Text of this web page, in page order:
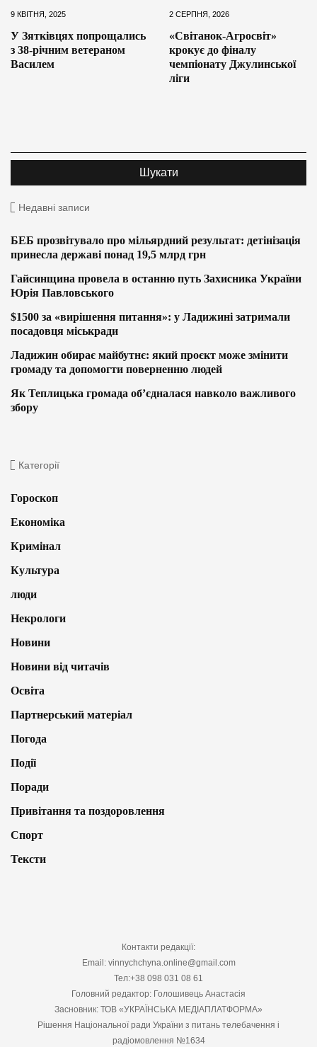
9 КВІТНЯ, 2025
У Зятківцях попрощались
з 38-річним ветераном
Василем
2 СЕРПНЯ, 2026
«Світанок-Агросвіт»
крокує до фіналу
чемпіонату Джулинської
ліги
Недавні записи
БЕБ прозвітувало про мільярдний результат: детінізація
принесла державі понад 19,5 млрд грн
Гайсинщина провела в останню путь Захисника України
Юрія Павловського
$1500 за «вирішення питання»: у Ладижині затримали
посадовця міськради
Ладижин обирає майбутнє: який проєкт може змінити
громаду та допомогти поверненню людей
Як Теплицька громада об’єдналася навколо важливого
збору
Категорії
Гороскоп
Економіка
Кримінал
Культура
люди
Некрологи
Новини
Новини від читачів
Освіта
Партнерський матеріал
Погода
Події
Поради
Привітання та поздоровлення
Спорт
Тексти
Контакти редакції:
Email: vinnychchyna.online@gmail.com
Тел:+38 098 031 08 61
Головний редактор: Голошивець Анастасія
Засновник: ТОВ «УКРАЇНСЬКА МЕДІАПЛАТФОРМА»
Рішення Національної ради України з питань телебачення і
радіомовлення №1634